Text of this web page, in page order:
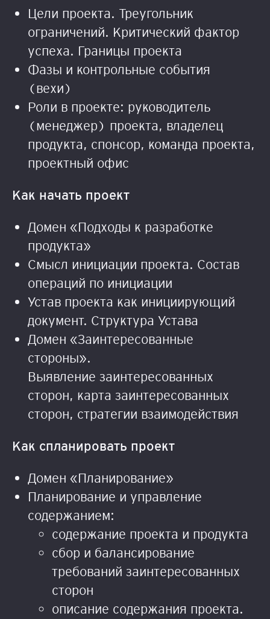
Цели проекта. Треугольник
ограничений. Критический фактор
успеха. Границы проекта
Фазы и контрольные события
(вехи)
Роли в проекте: руководитель
(менеджер) проекта, владелец
продукта, спонсор, команда проекта,
проектный офис
Как начать проект
Домен «Подходы к разработке
продукта»
Смысл инициации проекта. Состав
операций по инициации
Устав проекта как инициирующий
документ. Структура Устава
Домен «Заинтересованные
стороны».
Выявление заинтересованных
сторон, карта заинтересованных
сторон, стратегии взаимодействия
Как спланировать проект
Домен «Планирование»
Планирование и управление
содержанием:
содержание проекта и продукта
сбор и балансирование
требований заинтересованных
сторон
описание содержания проекта.